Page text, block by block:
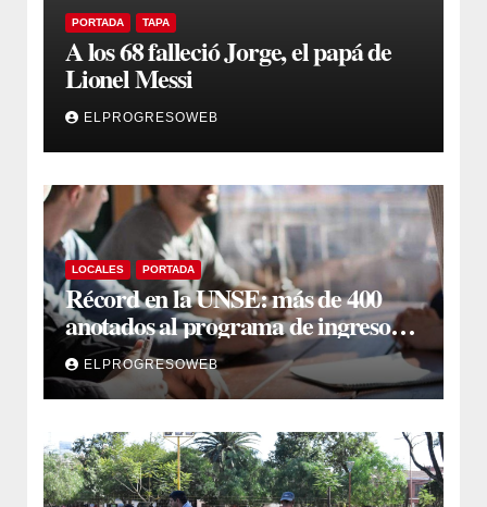
PORTADA TAPA
A los 68 falleció Jorge, el papá de
Lionel Messi
ELPROGRESOWEB
LOCALES PORTADA
Récord en la UNSE: más de 400
anotados al programa de ingreso
sin secundario
ELPROGRESOWEB